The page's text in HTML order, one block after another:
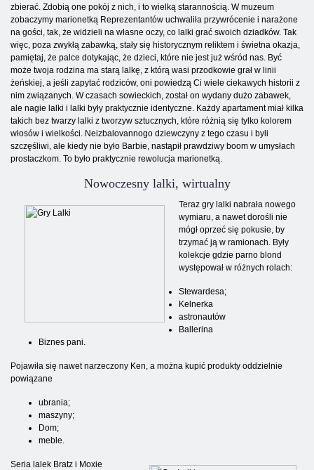
zbierać. Zdobią one pokój z nich, i to wielką starannością. W muzeum
zobaczymy marionetką Reprezentantów uchwaliła przywrócenie i narażone
na gości, tak, że widzieli na własne oczy, co lalki grać swoich dziadków. Tak
więc, poza zwykłą zabawką, stały się historycznym reliktem i świetna okazja,
pamiętaj, że palce dotykając, że dzieci, które nie jest już wśród nas. Być
może twoja rodzina ma starą lalkę, z którą wasi przodkowie grał w linii
żeńskiej, a jeśli zapytać rodziców, oni powiedzą Ci wiele ciekawych historii z
nim związanych. W czasach sowieckich, został on wydany dużo zabawek,
ale nagie lalki i lalki były praktycznie identyczne. Każdy apartament miał kilka
takich bez twarzy lalki z tworzyw sztucznych, które różnią się tylko kolorem
włosów i wielkości. Neizbalovannogo dziewczyny z tego czasu i byli
szczęśliwi, ale kiedy nie było Barbie, nastąpił prawdziwy boom w umysłach
prostaczkom. To było praktycznie rewolucja marionetką.
Nowoczesny lalki, wirtualny
Teraz gry lalki nabrała nowego
wymiaru, a nawet dorośli nie
mógł oprzeć się pokusie, by
trzymać ją w ramionach. Były
kolekcje gdzie parno blond
występował w różnych rolach:
Stewardesa;
Kelnerka
astronautów
Ballerina
Biznes pani.
Pojawiła się nawet narzeczony Ken, a można kupić produkty oddzielnie
powiązane
ubrania;
maszyny;
Dom;
meble.
Seria lalek Bratz i Moxie